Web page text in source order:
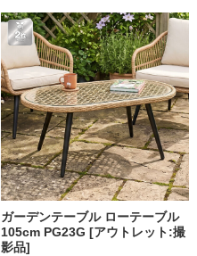
ガーデンテーブル ローテーブル
105cm PG23G [アウトレット:撮
影品]